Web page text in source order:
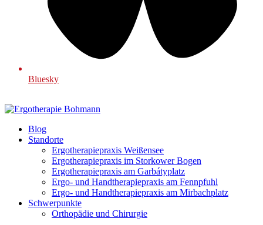
Bluesky
Blog
Standorte
Ergotherapiepraxis Weißensee
Ergotherapiepraxis im Storkower Bogen
Ergotherapiepraxis am Garbátyplatz
Ergo- und Handtherapiepraxis am Fennpfuhl
Ergo- und Handtherapiepraxis am Mirbachplatz
Schwerpunkte
Orthopädie und Chirurgie